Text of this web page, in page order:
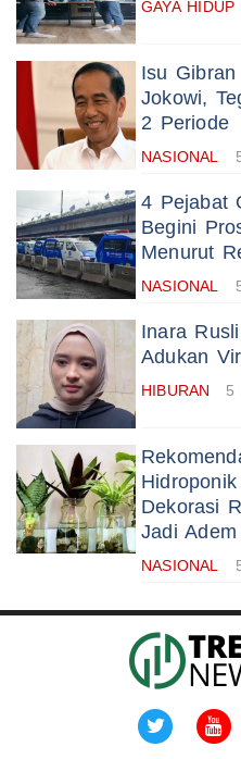
GAYA HIDUP
Isu
Jokowi,
2 Periode
NASIONAL
4 Pejabat
Begini
Menurut
NASIONAL
Inara
Adukan
HIBURAN 5
Dekorasi
Jadi Adem
NASIONAL